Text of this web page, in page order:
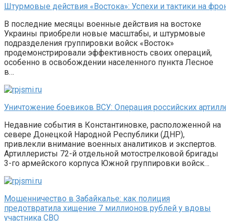
Штурмовые действия «Востока»: Успехи и тактики на
В последние месяцы военные действия на востоке
Украины приобрели новые масштабы, и штурмовые
подразделения группировки войск «Восток»
продемонстрировали эффективность своих операций,
особенно в освобождении населенного пункта Лесное
в…
Уничтожение боевиков ВСУ: Операция российских
Недавние события в Константиновке, расположенной на
севере Донецкой Народной Республики (ДНР),
привлекли внимание военных аналитиков и экспертов.
Артиллеристы 72-й отдельной мотострелковой бригады
3-го армейского корпуса Южной группировки войск…
Мошенничество в Забайкалье: как полиция
предотвратила хищение 7 миллионов рублей у вдовы
участника СВО